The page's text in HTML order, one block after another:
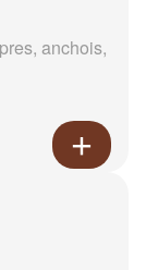
anchois,